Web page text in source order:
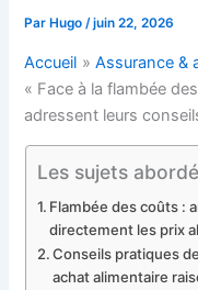
Par Hugo/juin 22, 2026
Accueil
Assurance &
« Face à la flambée
adressent leurs
Les sujets
Flambée des coûts :
directement les prix
Conseils pratiques
achat alimentaire